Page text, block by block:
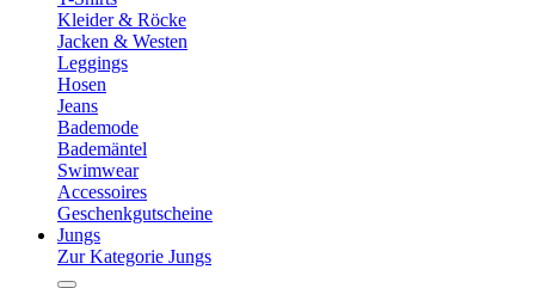
Kleider & Röcke
Jacken & Westen
Leggings
Hosen
Jeans
Bademode
Bademäntel
Swimwear
Accessoires
Geschenkgutscheine
Jungs
Zur Kategorie Jungs